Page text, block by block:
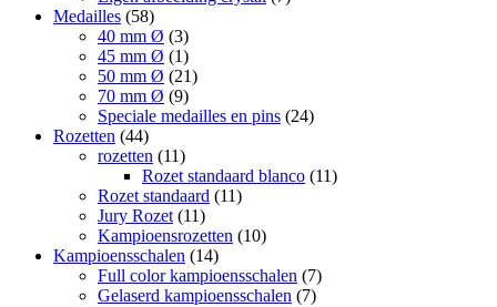
Medailles (58)
40 mm Ø (3)
45 mm Ø (1)
50 mm Ø (21)
70 mm Ø (9)
Speciale medailles en pins (24)
Rozetten (44)
rozetten (11)
Rozet standaard blanco (11)
Rozet standaard (11)
Jury Rozet (11)
Kampioensrozetten (10)
Kampioensschalen (14)
Full color kampioensschalen (7)
Gelaserd kampioensschalen (7)